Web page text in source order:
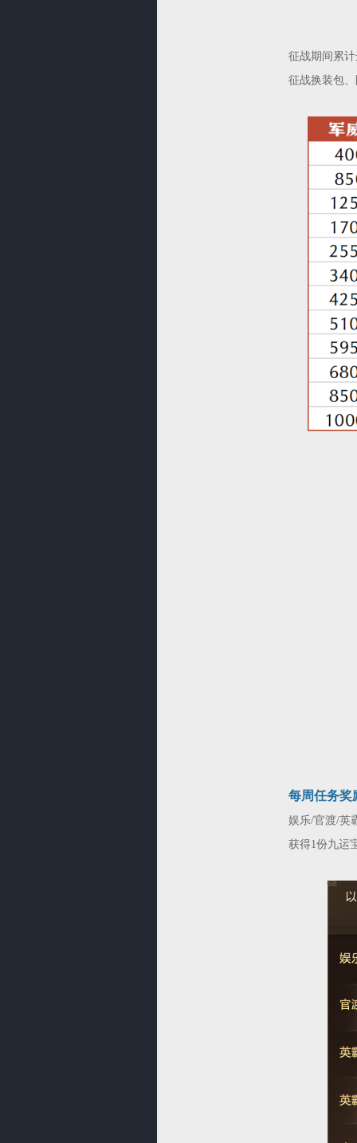
征战期间累
征战换装包
每周任务奖
娱乐/官渡/英
获得1份九运